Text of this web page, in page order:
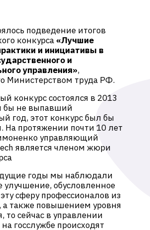
подведение итогов
конкурса «Лучшие
и инициативы в
и
управления»,
Министерством труда РФ.
конкурс состоялся в 2013
бы не выпавший
год, этот конкурс был бы
протяжении почти 10 лет
управляющий
является членом жюри
годы мы наблюдали
улучшение, обусловленное
сферу профессионалов из
также повышением уровня
то сейчас в управлении
госслужбе происходят